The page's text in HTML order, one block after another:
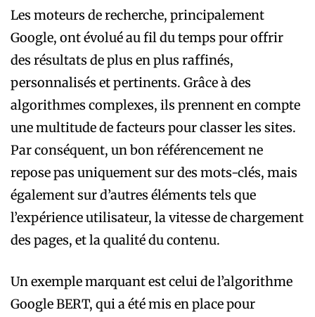
Les moteurs de recherche, principalement
Google, ont évolué au fil du temps pour offrir
des résultats de plus en plus raffinés,
personnalisés et pertinents. Grâce à des
algorithmes complexes, ils prennent en compte
une multitude de facteurs pour classer les sites.
Par conséquent, un bon référencement ne
repose pas uniquement sur des mots-clés, mais
également sur d’autres éléments tels que
l’expérience utilisateur, la vitesse de chargement
des pages, et la qualité du contenu.
Un exemple marquant est celui de l’algorithme
Google BERT, qui a été mis en place pour